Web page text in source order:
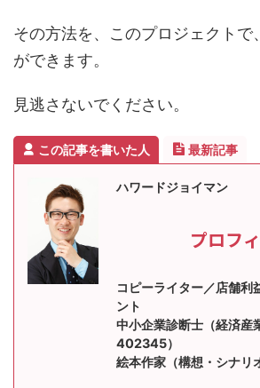
その方法を、このプロジェクトで
ができます。
見逃さないでください。
この記事を書いた人 最新記事
ハワードジョイマン
プロフ
コピーライター／店舗利
ント
中小企業診断士（経済産
402345）
絵本作家（構想・シナリ